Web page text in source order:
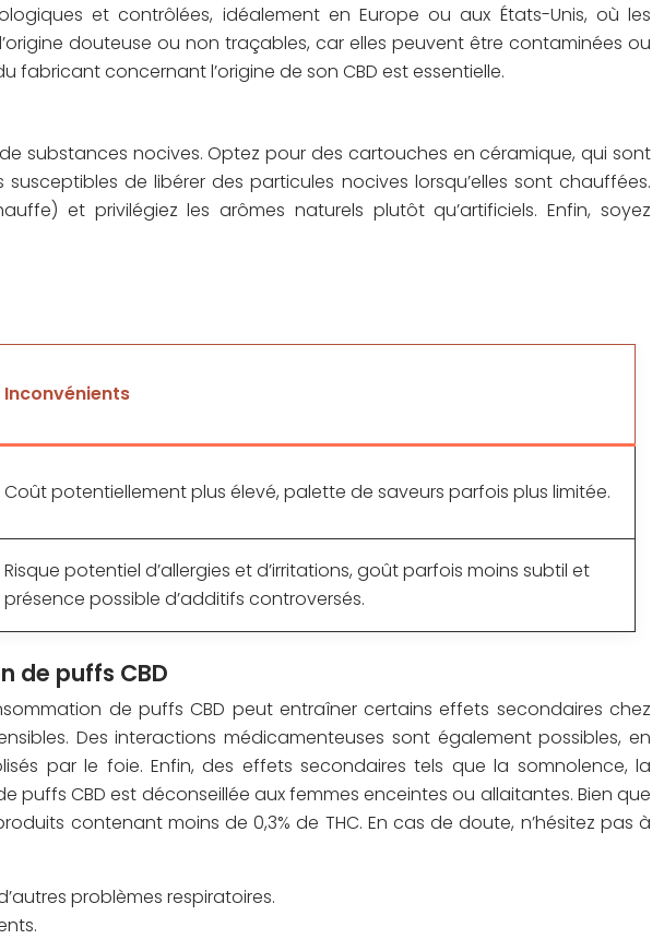
et contrôlées, idéalement en Europe ou aux États-Unis, où les
douteuse ou non traçables, car elles peuvent être contaminées ou
fabricant concernant l’origine de son CBD est essentielle.
substances nocives. Optez pour des cartouches en céramique, qui sont
de libérer des particules nocives lorsqu’elles sont chauffées.
et privilégiez les arômes naturels plutôt qu’artificiels. Enfin, soyez
Inconvénients
Coût potentiellement plus élevé, palette de saveurs parfois plus limitée.
Risque potentiel d’allergies et d’irritations, goût parfois moins subtil et
présence possible d’additifs controversés.
de puffs CBD
de puffs CBD peut entraîner certains effets secondaires chez
Des interactions médicamenteuses sont également possibles, en
par le foie. Enfin, des effets secondaires tels que la somnolence, la
puffs CBD est déconseillée aux femmes enceintes ou allaitantes. Bien que
contenant moins de 0,3% de THC. En cas de doute, n’hésitez pas à
problèmes respiratoires.